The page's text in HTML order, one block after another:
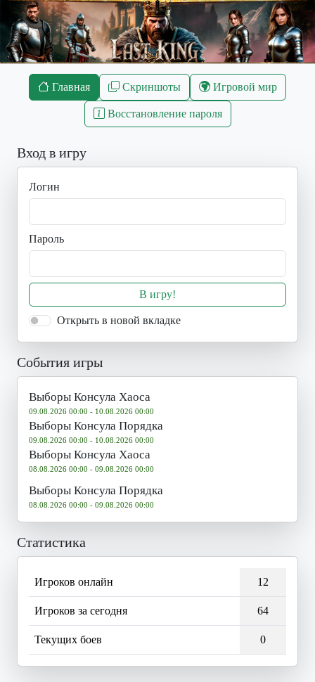
Главная Скриншоты Игровой мир
Восстановление пароля
Вход в игру
Логин
Пароль
В игру!
Открыть в новой вкладке
События игры
Выборы Консула Хаоса
09.08.2026 00:00 - 10.08.2026 00:00
Выборы Консула Порядка
09.08.2026 00:00 - 10.08.2026 00:00
Выборы Консула Хаоса
08.08.2026 00:00 - 09.08.2026 00:00
Выборы Консула Порядка
08.08.2026 00:00 - 09.08.2026 00:00
Статистика
Игроков онлайн 12
Игроков за сегодня 64
Текущих боев 0